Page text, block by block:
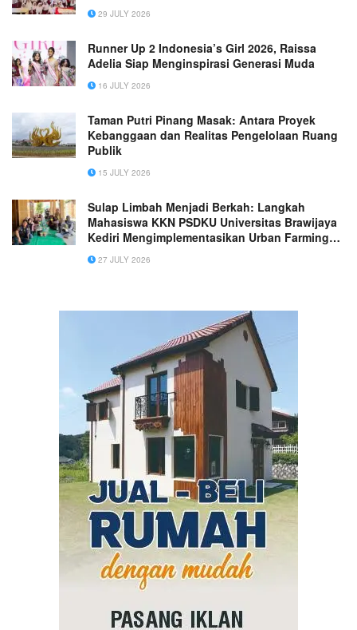
29 JULY 2026
Runner Up 2 Indonesia’s Girl 2026, Raissa
Adelia Siap Menginspirasi Generasi Muda
16 JULY 2026
Taman Putri Pinang Masak: Antara Proyek
Kebanggaan dan Realitas Pengelolaan Ruang
Publik
15 JULY 2026
Sulap Limbah Menjadi Berkah: Langkah
Mahasiswa KKN PSDKU Universitas Brawijaya
Kediri Mengimplementasikan Urban Farming
Berbasis Circular Economy melalui Program
Budidaya Ikan dalam Ember dan Probiotik di
27 JULY 2026